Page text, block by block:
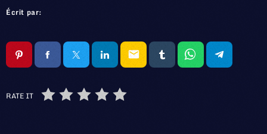
Écrit par:
email
RATE IT